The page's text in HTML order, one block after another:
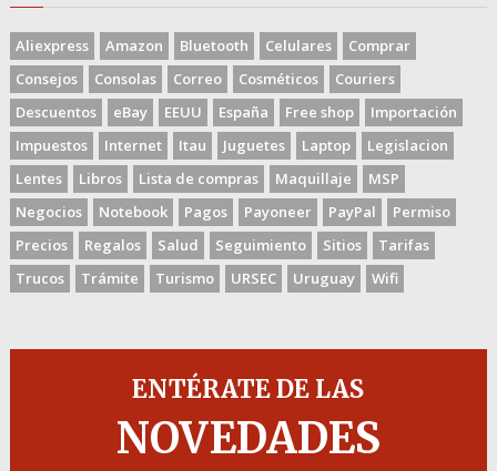
Aliexpress Amazon Bluetooth Celulares
Comprar
Consejos
Consolas Correo Cosméticos
Couriers
Descuentos
eBay EEUU España Free shop
Importación
Impuestos
Internet Itau Juguetes Laptop
Legislacion
Lentes
Libros Lista de compras Maquillaje
MSP
Negocios
Notebook Pagos Payoneer PayPal
Permiso
Precios
Regalos Salud Seguimiento Sitios
Tarifas
Trucos
Trámite Turismo URSEC Uruguay Wifi
ENTÉRATE DE LAS
NOVEDADES